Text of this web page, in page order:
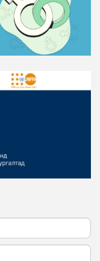
ХАНГАХ ҮЙЛ
САРЫН ХУВААРЬТАЙ
2026-02-16
АЖИЛЛАВ
АЖЛЫН АЛБАНЫ
ЯАМАНД